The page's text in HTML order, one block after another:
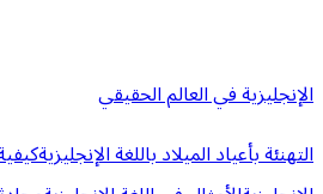
الإنجليزية في العالم الحقيقي
التهنئة بأعياد الميلاد باللغة الإنجليزية